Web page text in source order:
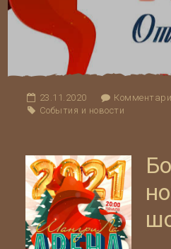
23.11.2020
События и новости